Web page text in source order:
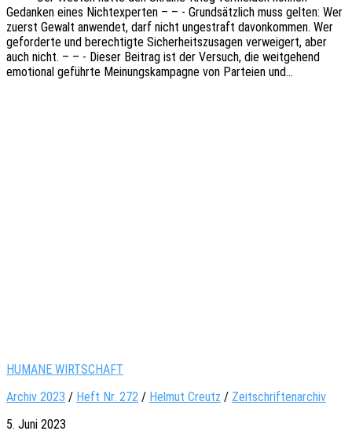
Gedan­ken eines Nicht­ex­per­ten – – - Grund­sätz­lich muss gelten: Wer
zuerst Gewalt anwen­det, darf nicht unge­straft davon­kom­men. Wer
gefor­der­te und berech­tig­te Sicher­heits­zu­sa­gen verwei­gert, aber
auch nicht. – – - Dieser Beitrag ist der Versuch, die weit­ge­hend
emotio­nal geführ­te Meinungs­kam­pa­gne von Partei­en und…
HUMANE WIRTSCHAFT
Archiv 2023 / Heft Nr. 272 / Helmut Creutz / Zeitschriftenarchiv
5. Juni 2023